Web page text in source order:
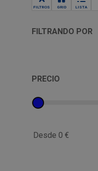
FILTROS GRID LISTA
FILTRANDO POR
PRECIO
Desde 0 €